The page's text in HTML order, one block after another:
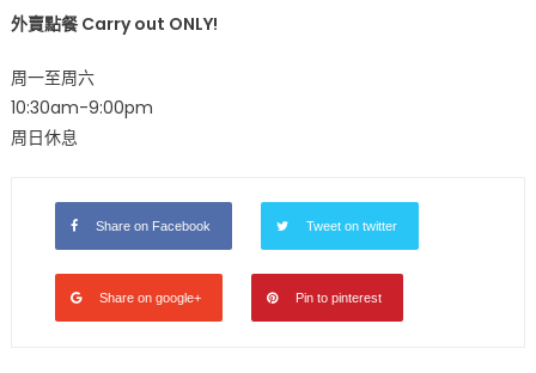
外賣點餐 Carry out ONLY!
周一至周六
10:30am-9:00pm
周日休息
Share on Facebook Tweet on twitter
Share on google+ Pin to pinterest